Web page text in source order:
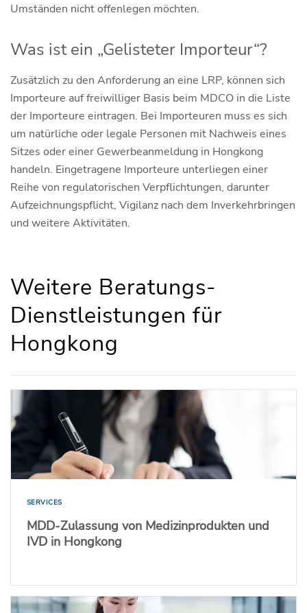
Umständen nicht offenlegen möchten.
Was ist ein „Gelisteter Importeur“?
Zusätzlich zu den Anforderung an eine LRP, können sich
Importeure auf freiwilliger Basis beim MDCO in die Liste
der Importeure eintragen. Bei Importeuren muss es sich
um natürliche oder legale Personen mit Nachweis eines
Sitzes oder einer Gewerbeanmeldung in Hongkong
handeln. Eingetragene Importeure unterliegen einer
Reihe von regulatorischen Verpflichtungen, darunter
Aufzeichnungspflicht, Vigilanz nach dem Inverkehrbringen
und weitere Aktivitäten.
Weitere Beratungs-
Dienstleistungen für
Hongkong
SERVICES
MDD-Zulassung von Medizinprodukten und
IVD in Hongkong